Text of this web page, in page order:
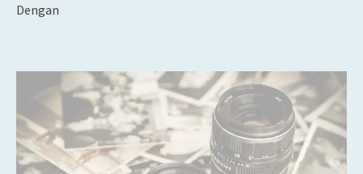
Dengan